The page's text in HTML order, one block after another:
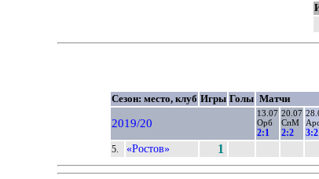
Сезон: место, клуб Игры Голы Матчи
2019/20
13.07
Орб
2:1
20.07
СпМ
2:2 3:2
5. «Ростов» 1